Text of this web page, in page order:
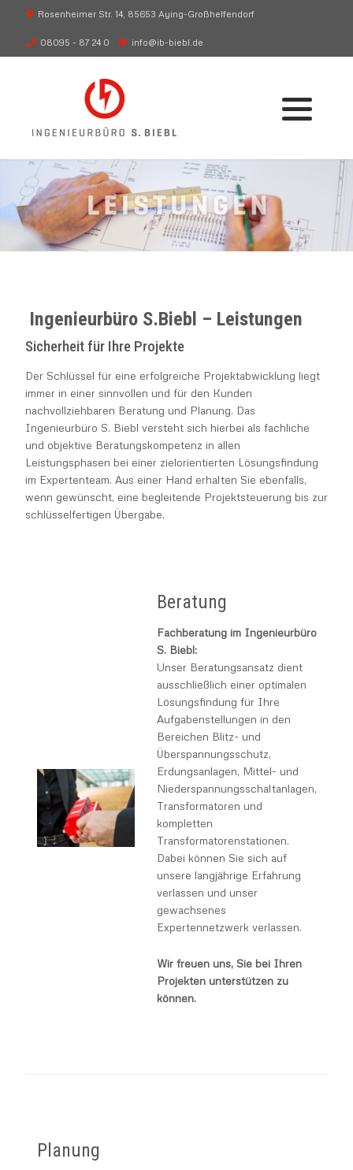
Rosenheimer Str. 14, 85653 Aying-Großhelfendorf
08095 - 87 24 0 info@ib-biebl.de
Ingenieurbüro S.Biebl – Leistungen
Sicherheit für Ihre Projekte
Der Schlüssel für eine erfolgreiche Projektabwicklung liegt
immer in einer sinnvollen und für den Kunden
nachvollziehbaren Beratung und Planung. Das
Ingenieurbüro S. Biebl versteht sich hierbei als fachliche
und objektive Beratungskompetenz in allen
Leistungsphasen bei einer zielorientierten Lösungsfindung
im Expertenteam. Aus einer Hand erhalten Sie ebenfalls,
wenn gewünscht, eine begleitende Projektsteuerung bis zur
schlüsselfertigen Übergabe.
Beratung
Fachberatung im Ingenieurbüro
S. Biebl:
Unser Beratungsansatz dient
ausschließlich einer optimalen
Lösungsfindung für Ihre
Aufgabenstellungen in den
Bereichen Blitz- und
Überspannungsschutz,
Erdungsanlagen, Mittel- und
Niederspannungsschaltanlagen,
Transformatoren und
kompletten
Transformatorenstationen.
Dabei können Sie sich auf
unsere langjährige Erfahrung
verlassen und unser
gewachsenes
Expertennetzwerk verlassen.
Wir freuen uns, Sie bei Ihren
Projekten unterstützen zu
können.
Planung
Überspannungsschutz
Schaltanlagen
Stationsgebäude
Erdungstechnik
Zählerschränke